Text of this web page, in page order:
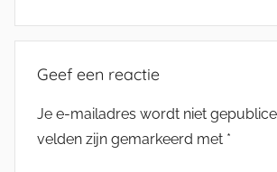
Geef een reactie
Je e-mailadres wordt niet
velden zijn gemarkeerd met *